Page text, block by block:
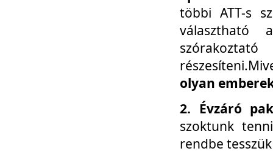
többi ATT-s
választható
olyan
2. Évzáró
szoktunk
rendbe